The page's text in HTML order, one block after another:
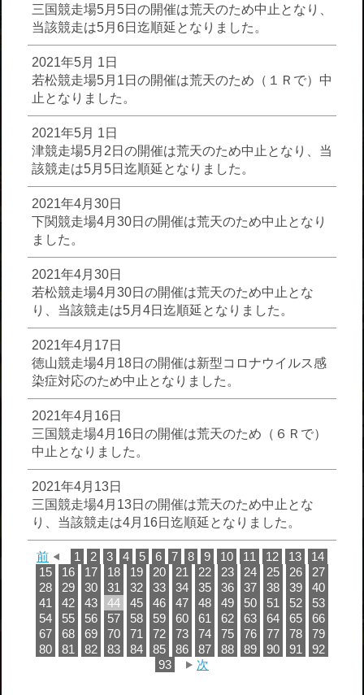
三国競走場5月5日の開催は荒天のため中止となり、
当該競走は5月6日迄順延となりました。
2021年5月 1日
若松競走場5月1日の開催は荒天のため（１Ｒで）中
止となりました。
2021年5月 1日
津競走場5月2日の開催は荒天のため中止となり、当
該競走は5月5日迄順延となりました。
2021年4月30日
下関競走場4月30日の開催は荒天のため中止となり
ました。
2021年4月30日
若松競走場4月30日の開催は荒天のため中止とな
り、当該競走は5月4日迄順延となりました。
2021年4月17日
徳山競走場4月18日の開催は新型コロナウイルス感
染症対応のため中止となりました。
2021年4月16日
三国競走場4月16日の開催は荒天のため（６Ｒで）
中止となりました。
2021年4月13日
三国競走場4月13日の開催は荒天のため中止とな
り、当該競走は4月16日迄順延となりました。
前 1 2 3 4 5 6 7 8 9 10 11 12 13
14
15
16 17 18 19 20 21 22 23 24 25 26
27
28
29 30 31 32 33 34 35 36 37 38 39
40
41
42 43 44 45 46 47 48 49 50 51 52
53
54
55 56 57 58 59 60 61 62 63 64 65
66
67
68 69 70 71 72 73 74 75 76 77 78
79
80
81 82 83 84 85 86 87 88 89 90 91
92
93
次